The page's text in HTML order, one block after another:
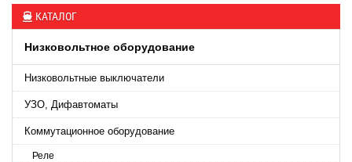
КАТАЛОГ
Низковольтное оборудование
Низковольтные выключатели
УЗО, Дифавтоматы
Коммутационное оборудование
Реле